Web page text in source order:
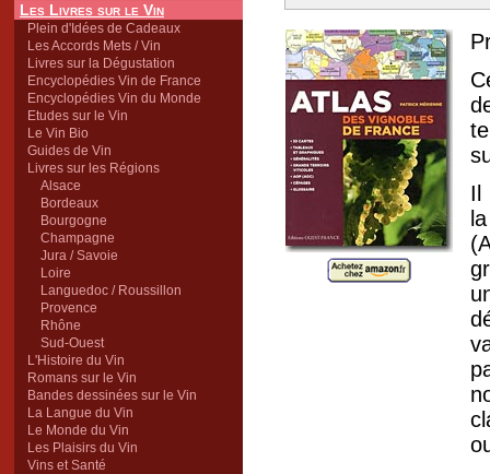
Les Livres sur le Vin
Plein d'Idées de Cadeaux
Les Accords Mets / Vin
Livres sur la Dégustation
Encyclopédies Vin de France
Encyclopédies Vin du Monde
Etudes sur le Vin
Le Vin Bio
Guides de Vin
Livres sur les Régions
Alsace
Bordeaux
Bourgogne
Champagne
Jura / Savoie
Loire
Languedoc / Roussillon
Provence
Rhône
Sud-Ouest
L'Histoire du Vin
Romans sur le Vin
Bandes dessinées sur le Vin
La Langue du Vin
Le Monde du Vin
Les Plaisirs du Vin
Vins et Santé
Il